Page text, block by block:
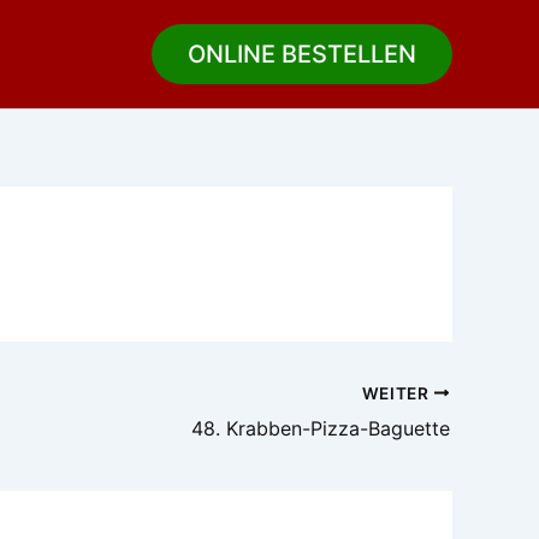
ONLINE BESTELLEN
WEITER
48. Krabben-Pizza-Baguette